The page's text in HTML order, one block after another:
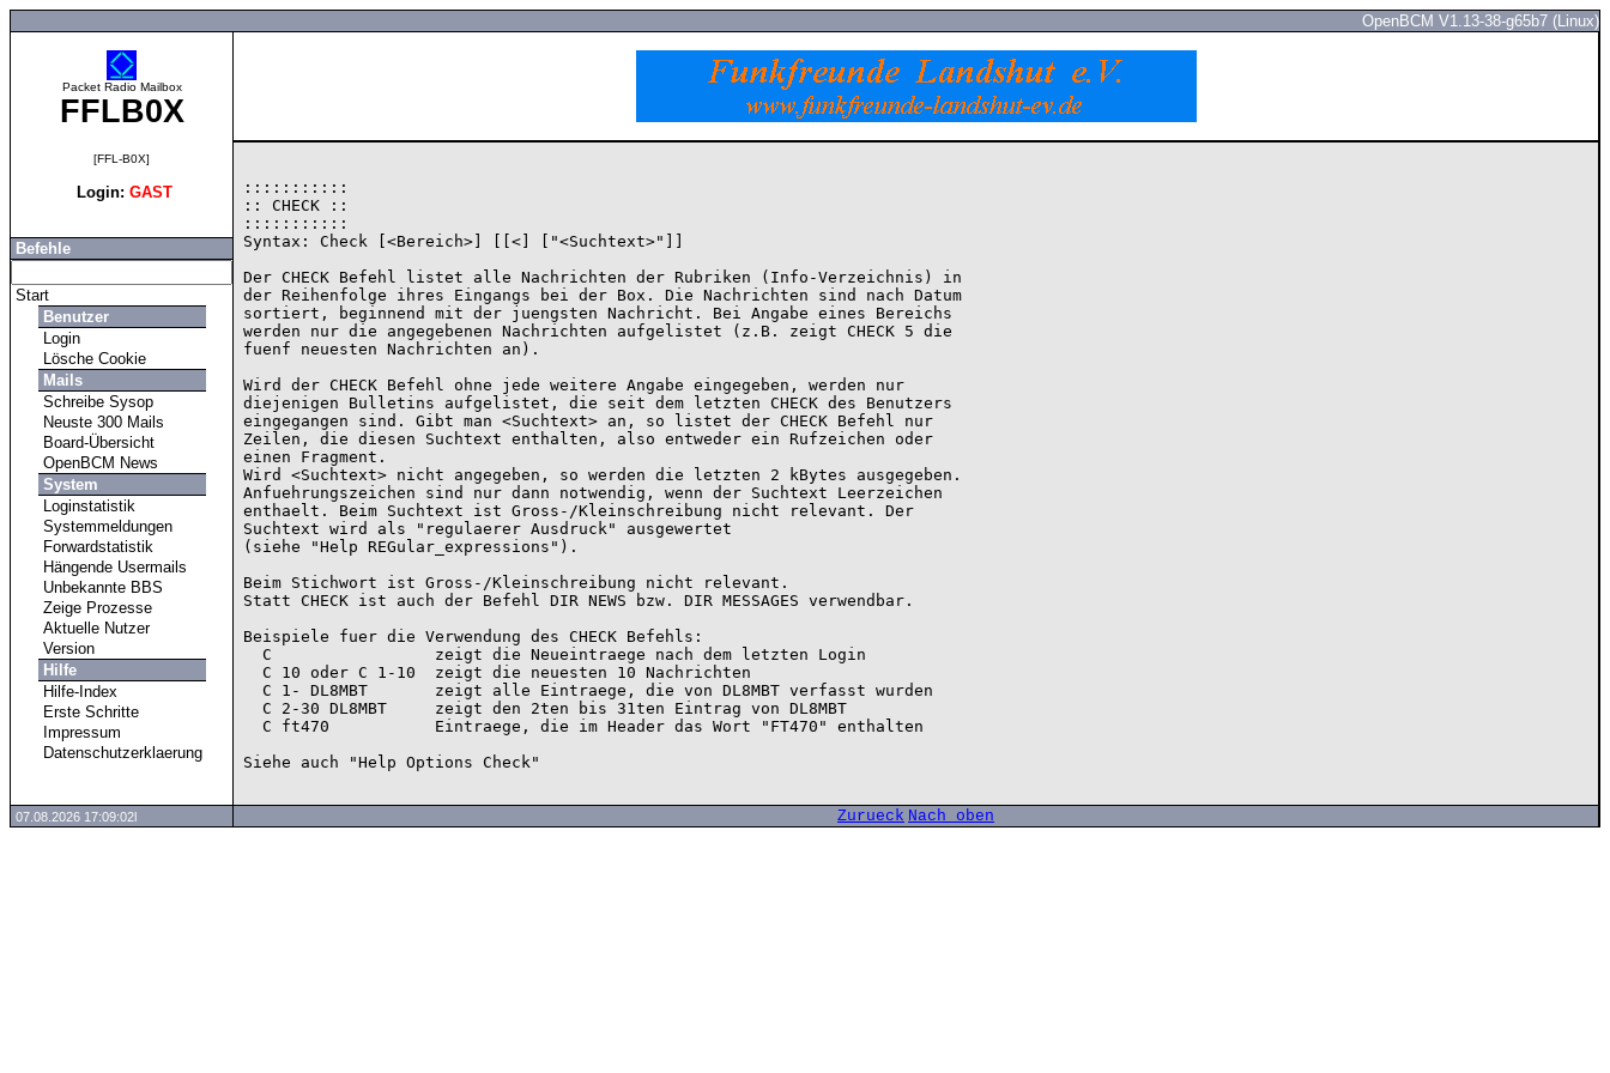
OpenBCM V1.13-38-g65b7 (Linux)
Packet Radio Mailbox
FFLB0X
[FFL-B0X]
Login: GAST
Befehle
Start
Benutzer
Login
Lösche Cookie
Mails
Schreibe Sysop
Neuste 300 Mails
Board-Übersicht
OpenBCM News
System
Loginstatistik
Systemmeldungen
Forwardstatistik
Hängende Usermails
Unbekannte BBS
Zeige Prozesse
Aktuelle Nutzer
Version
Hilfe
Hilfe-Index
Erste Schritte
Impressum
Datenschutzerklaerung
:::::::::::
:: CHECK ::
:::::::::::
Syntax: Check [<Bereich>] [[<] ["<Suchtext>"]]
Der CHECK Befehl listet alle Nachrichten der Rubriken (Info-Verzeichnis) in
der Reihenfolge ihres Eingangs bei der Box. Die Nachrichten sind nach Datum
sortiert, beginnend mit der juengsten Nachricht. Bei Angabe eines Bereichs
werden nur die angegebenen Nachrichten aufgelistet (z.B. zeigt CHECK 5 die
fuenf neuesten Nachrichten an).
Wird der CHECK Befehl ohne jede weitere Angabe eingegeben, werden nur
diejenigen Bulletins aufgelistet, die seit dem letzten CHECK des Benutzers
eingegangen sind. Gibt man <Suchtext> an, so listet der CHECK Befehl nur
Zeilen, die diesen Suchtext enthalten, also entweder ein Rufzeichen oder
einen Fragment.
Wird <Suchtext> nicht angegeben, so werden die letzten 2 kBytes ausgegeben.
Anfuehrungszeichen sind nur dann notwendig, wenn der Suchtext Leerzeichen
enthaelt. Beim Suchtext ist Gross-/Kleinschreibung nicht relevant. Der
Suchtext wird als "regulaerer Ausdruck" ausgewertet
(siehe "Help REGular_expressions").
Beim Stichwort ist Gross-/Kleinschreibung nicht relevant.
Statt CHECK ist auch der Befehl DIR NEWS bzw. DIR MESSAGES verwendbar.
Beispiele fuer die Verwendung des CHECK Befehls:
07.08.2026 17:09:02l Zurueck Nach oben